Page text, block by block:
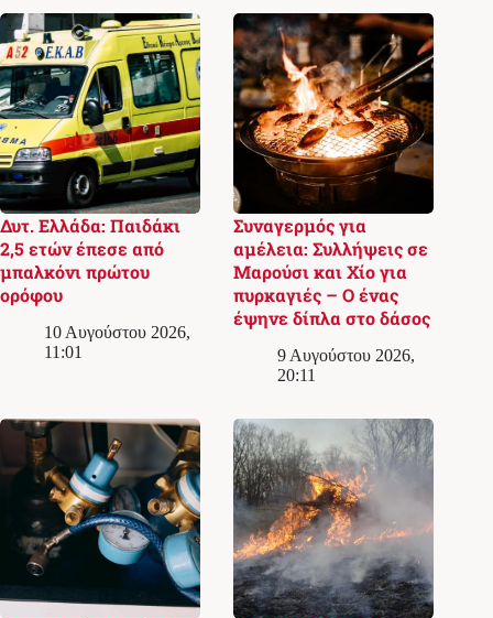
Δυτ. Ελλάδα: Παιδάκι
2,5 ετών έπεσε από
μπαλκόνι πρώτου
ορόφου
10 Αυγούστου 2026,
11:01
Συναγερμός για
αμέλεια: Συλλήψεις σε
Μαρούσι και Χίο για
πυρκαγιές – Ο ένας
έψηνε δίπλα στο δάσος
9 Αυγούστου 2026,
20:11